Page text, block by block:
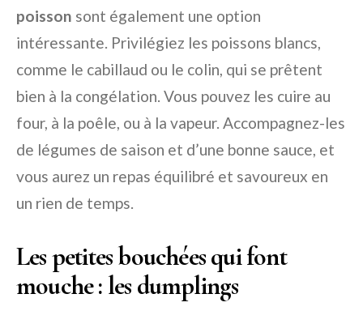
poisson sont également une option
intéressante. Privilégiez les poissons blancs,
comme le cabillaud ou le colin, qui se prêtent
bien à la congélation. Vous pouvez les cuire au
four, à la poêle, ou à la vapeur. Accompagnez-les
de légumes de saison et d’une bonne sauce, et
vous aurez un repas équilibré et savoureux en
un rien de temps.
Les petites bouchées qui font
mouche : les dumplings